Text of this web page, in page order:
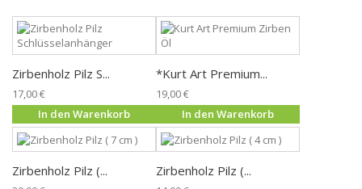
Zirbenholz Pilz S...
17,00 €
In den Warenkorb
*Kurt Art Premium...
19,00 €
In den Warenkorb
Zirbenholz Pilz (... Zirbenholz Pilz (...